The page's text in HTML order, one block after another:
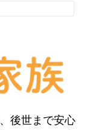
後世まで安心